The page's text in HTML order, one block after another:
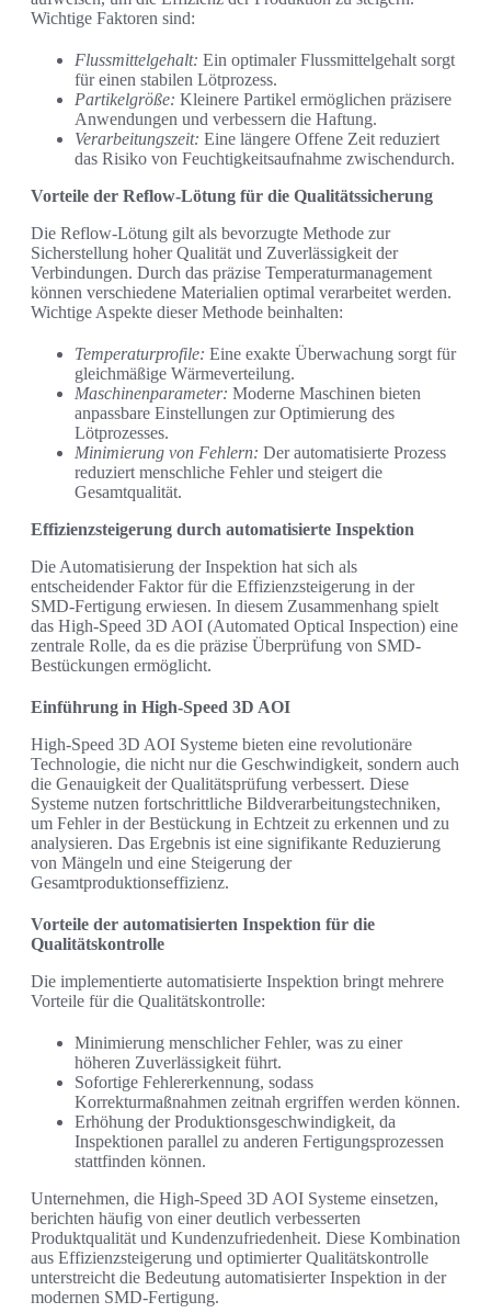
Wichtige Faktoren sind:
Flussmittelgehalt: Ein optimaler Flussmittelgehalt sorgt
für einen stabilen Lötprozess.
Partikelgröße: Kleinere Partikel ermöglichen präzisere
Anwendungen und verbessern die Haftung.
Verarbeitungszeit: Eine längere Offene Zeit reduziert
das Risiko von Feuchtigkeitsaufnahme zwischendurch.
Vorteile der Reflow-Lötung für die Qualitätssicherung
Die Reflow-Lötung gilt als bevorzugte Methode zur
Sicherstellung hoher Qualität und Zuverlässigkeit der
Verbindungen. Durch das präzise Temperaturmanagement
können verschiedene Materialien optimal verarbeitet werden.
Wichtige Aspekte dieser Methode beinhalten:
Temperaturprofile: Eine exakte Überwachung sorgt für
gleichmäßige Wärmeverteilung.
Maschinenparameter: Moderne Maschinen bieten
anpassbare Einstellungen zur Optimierung des
Lötprozesses.
Minimierung von Fehlern: Der automatisierte Prozess
reduziert menschliche Fehler und steigert die
Gesamtqualität.
Effizienzsteigerung durch automatisierte Inspektion
Die Automatisierung der Inspektion hat sich als
entscheidender Faktor für die Effizienzsteigerung in der
SMD-Fertigung erwiesen. In diesem Zusammenhang spielt
das High-Speed 3D AOI (Automated Optical Inspection) eine
zentrale Rolle, da es die präzise Überprüfung von SMD-
Bestückungen ermöglicht.
Einführung in High-Speed 3D AOI
High-Speed 3D AOI Systeme bieten eine revolutionäre
Technologie, die nicht nur die Geschwindigkeit, sondern auch
die Genauigkeit der Qualitätsprüfung verbessert. Diese
Systeme nutzen fortschrittliche Bildverarbeitungstechniken,
um Fehler in der Bestückung in Echtzeit zu erkennen und zu
analysieren. Das Ergebnis ist eine signifikante Reduzierung
von Mängeln und eine Steigerung der
Gesamtproduktionseffizienz.
Vorteile der automatisierten Inspektion für die
Qualitätskontrolle
Die implementierte automatisierte Inspektion bringt mehrere
Vorteile für die Qualitätskontrolle:
Minimierung menschlicher Fehler, was zu einer
höheren Zuverlässigkeit führt.
Sofortige Fehlererkennung, sodass
Korrekturmaßnahmen zeitnah ergriffen werden können.
Erhöhung der Produktionsgeschwindigkeit, da
Inspektionen parallel zu anderen Fertigungsprozessen
stattfinden können.
Unternehmen, die High-Speed 3D AOI Systeme einsetzen,
berichten häufig von einer deutlich verbesserten
Produktqualität und Kundenzufriedenheit. Diese Kombination
aus Effizienzsteigerung und optimierter Qualitätskontrolle
unterstreicht die Bedeutung automatisierter Inspektion in der
modernen SMD-Fertigung.